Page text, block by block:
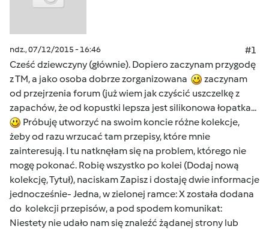
ndz., 07/12/2015 - 16:46
#1
Cześć dziewczyny (głównie). Dopiero zaczynam przygodę
z TM, a jako osoba dobrze zorganizowana
zaczynam
od przejrzenia forum (już wiem jak czyścić uszczelkę z
zapachów, że od kopustki lepsza jest silikonowa łopatka...
Próbuję utworzyć na swoim koncie różne kolekcje,
żeby od razu wrzucać tam przepisy, które mnie
zainteresują. I tu natknęłam się na problem, którego nie
mogę pokonać. Robię wszystko po kolei (Dodaj nową
kolekcję, Tytuł), naciskam Zapisz i dostaję dwie informacje
jednocześnie- Jedna, w zielonej ramce: X została dodana
do kolekcji przepisów, a pod spodem komunikat:
Niestety nie udało nam się znaleźć żądanej strony lub